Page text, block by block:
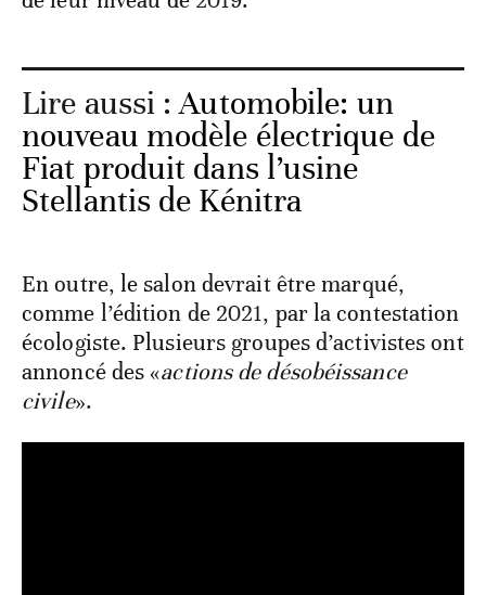
Lire aussi :Automobile: un
nouveau modèle électrique de
Fiat produit dans l’usine
Stellantis de Kénitra
En outre, le salon devrait être marqué,
comme l’édition de 2021, par la contestation
écologiste. Plusieurs groupes d’activistes ont
annoncé des «actions de désobéissance
civile».